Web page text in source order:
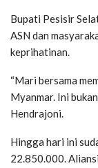
Bupati Pesisir
ASN dan
keprihatinan.
“Mari bersama
Myanmar. Ini
Hendrajoni.
Hingga hari ini
22.850.000.